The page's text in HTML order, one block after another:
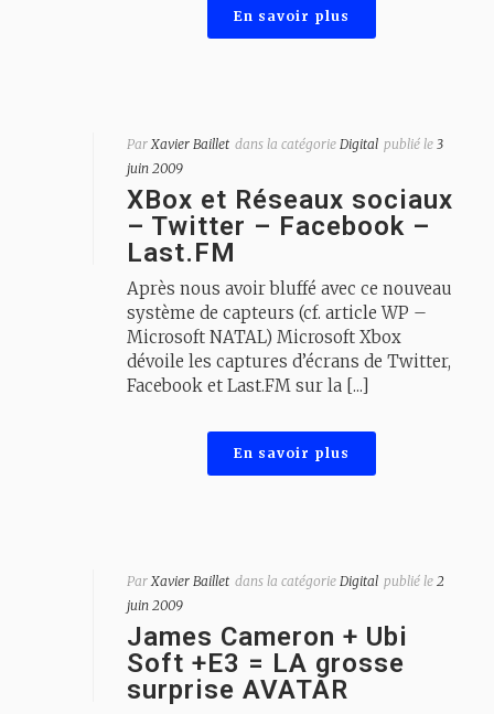
En savoir plus
Par Xavier Baillet dans la catégorie Digital publié le 3
juin 2009
XBox et Réseaux sociaux
– Twitter – Facebook –
Last.FM
Après nous avoir bluffé avec ce nouveau
système de capteurs (cf. article WP –
Microsoft NATAL) Microsoft Xbox
dévoile les captures d’écrans de Twitter,
Facebook et Last.FM sur la [...]
En savoir plus
Par Xavier Baillet dans la catégorie Digital publié le 2
juin 2009
James Cameron + Ubi
Soft +E3 = LA grosse
surprise AVATAR